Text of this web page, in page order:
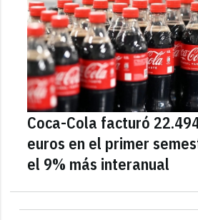
Coca-Cola facturó
euros en el primer
el 9% más interanual